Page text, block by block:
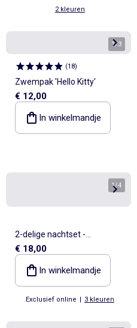
2 kleuren
1/3
(18)
Zwempak 'Hello Kitty'
€ 12,00
In winkelmandje
1/4
2-delige nachtset -
Mouwloze slaapzak +
romper
€ 18,00
In winkelmandje
Exclusief online | 3 kleuren